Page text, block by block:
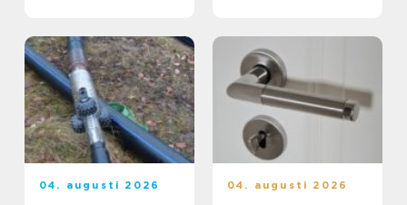
04. augusti 2026 04. augusti 2026